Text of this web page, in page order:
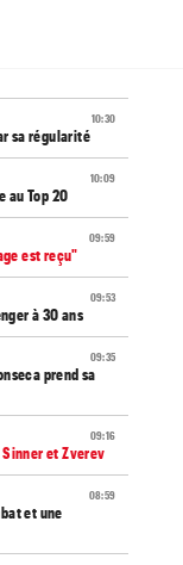
10:30
sa régularité
10:09
au Top 20
09:59
est reçu"
09:53
à 30 ans
09:35
prend sa
09:16
et Zverev
08:59
et une